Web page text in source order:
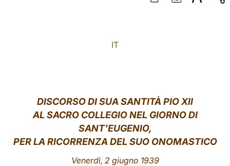
中文
IT
DISCORSO DI SUA SANTITÀ PIO XII
AL SACRO COLLEGIO NEL GIORNO DI
SANT'EUGENIO,
PER LA RICORRENZA DEL SUO ONOMASTICO
Venerdì, 2 giugno 1939